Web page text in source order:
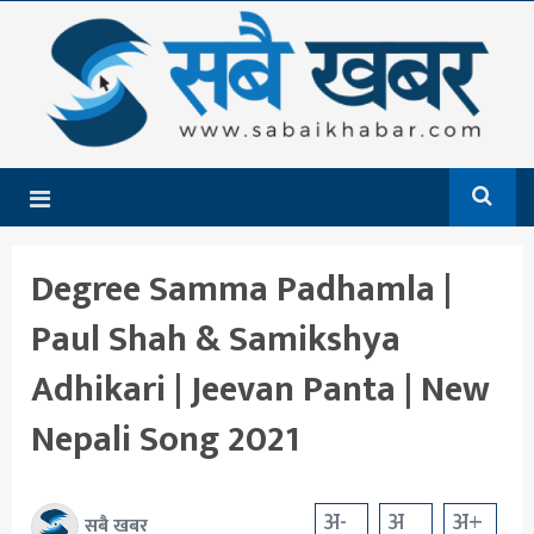
गृहपृष्ठ
समाचार
राजनीति
देश
आर्थिक
अन्तर्राष्ट्रिय
शिक्षा
मनोरञ्जन
खेलकुद
Degree Samma Padhamla |
Paul Shah & Samikshya
Adhikari | Jeevan Panta | New
Nepali Song 2021
सबै खबर अ- अ अ+